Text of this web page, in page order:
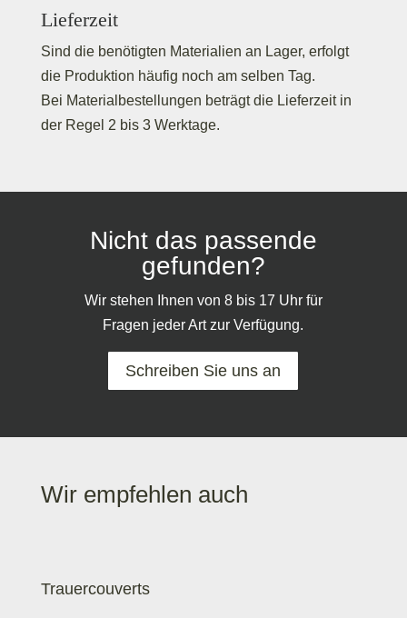
Lieferzeit
Sind die benötigten Materialien an Lager, erfolgt
die Produktion häufig noch am selben Tag.
Bei Materialbestellungen beträgt die Lieferzeit in
der Regel 2 bis 3 Werktage.
Nicht das passende
gefunden?
Wir stehen Ihnen von 8 bis 17 Uhr für
Fragen jeder Art zur Verfügung.
Schreiben Sie uns an
Wir empfehlen auch
Trauercouverts